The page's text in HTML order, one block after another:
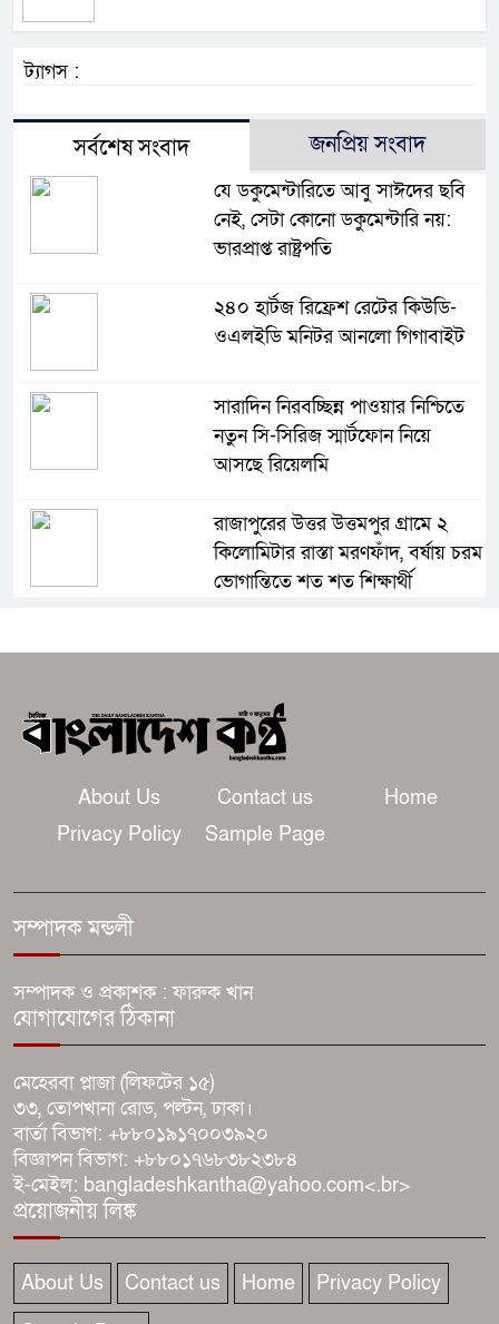
ট্যাগস :
সর্বশেষ সংবাদ জনপ্রিয় সংবাদ
যে ডকুমেন্টারিতে আবু সাঈদের ছবি
নেই, সেটা কোনো ডকুমেন্টারি নয়:
ভারপ্রাপ্ত রাষ্ট্রপতি
২৪০ হার্টজ রিফ্রেশ রেটের কিউডি-
ওএলইডি মনিটর আনলো গিগাবাইট
সারাদিন নিরবচ্ছিন্ন পাওয়ার নিশ্চিতে
নতুন সি-সিরিজ স্মার্টফোন নিয়ে
আসছে রিয়েলমি
রাজাপুরের উত্তর উত্তমপুর গ্রামে ২
কিলোমিটার রাস্তা মরণফাঁদ, বর্ষায় চরম
ভোগান্তিতে শত শত শিক্ষার্থী
ডিআইজি
দেশের বাজারে অনারের আল্ট্রা-স্লিম
ফোল্ডেবল ‘ম্যাজিক ভি৬’
সাংবাদিকতা গঠনে তরুণ
প্রতিবন্ধী দীপঙ্করের জীবন
‘চাঁদা না দিলে রাস্তায় পড়ে থাকবে
লাশ’: হিন্দু পল্লীতে আতঙ্ক
ফরিদপুরে বিশ্ব মাতৃদুগ্ধ সপ্তাহের সূচনা
জন্মের প্রথম ঘণ্টায় শালদুধ, প্রথম ছয়
আহ্বান
About Us Contact us
Home
Privacy Policy
Sample Page
সম্পাদক মন্ডলী
সম্পাদক ও প্রকাশক : ফারুক খান
যোগাযোগের ঠিকানা
মেহেরবা প্লাজা (লিফটের ১৫)
৩৩, তোপখানা রোড, পল্টন, ঢাকা।
বার্তা বিভাগ: +৮৮০১৯১৭০০৩৯২০
বিজ্ঞাপন বিভাগ: +৮৮০১৭৬৮৩৮২৩৮৪
ই-মেইল: bangladeshkantha@yahoo.com<.br>
প্রয়োজনীয় লিঙ্ক
About Us Contact us Home
Privacy Policy